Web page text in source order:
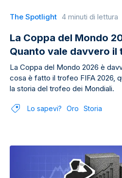
The Spotlight 4 minuti di lettura
La Coppa del Mondo
Quanto vale davvero il
La Coppa del Mondo 2026 è
cosa è fatto il trofeo FIFA 2026,
la storia del trofeo dei Mondiali.
Lo sapevi? Oro Storia